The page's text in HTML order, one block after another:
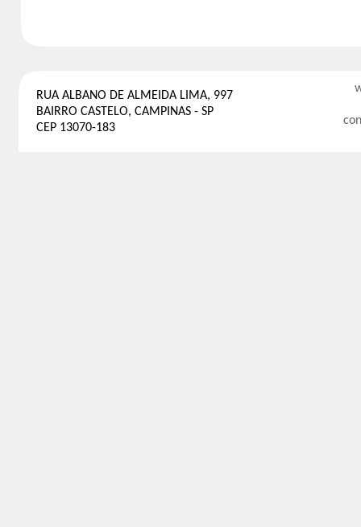
RUA ALBANO DE ALMEIDA LIMA, 997
BAIRRO CASTELO, CAMPINAS - SP
CEP 13070-183